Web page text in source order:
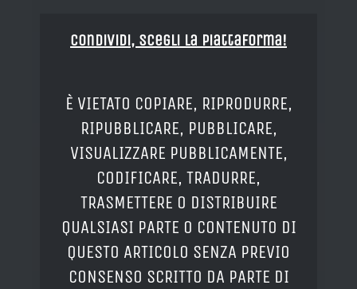
Condividi, Scegli la piattaforma!
È VIETATO COPIARE, RIPRODURRE,
RIPUBBLICARE, PUBBLICARE,
VISUALIZZARE PUBBLICAMENTE,
CODIFICARE, TRADURRE,
TRASMETTERE O DISTRIBUIRE
QUALSIASI PARTE O CONTENUTO DI
QUESTO ARTICOLO SENZA PREVIO
CONSENSO SCRITTO DA PARTE DI